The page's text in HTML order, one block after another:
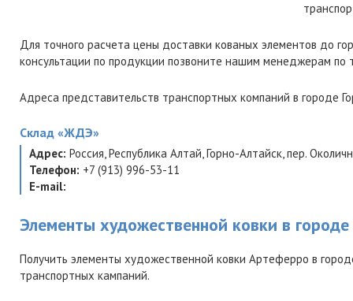
Для точного расчета цены доставки кованых элементов до
консультации по продукции позвоните нашим менеджерам
Адреса представительств транспортных компаний в городе
Склад «ЖДЭ»
Адрес: Россия,Республика Алтай,Горно-Алтайск,пер.
Телефон: +7 (913) 996-53-11
E-mail:
Элементы художественной ковки в городе
Получить элементы художественной ковки Артеферро в
транспортных кампаний.